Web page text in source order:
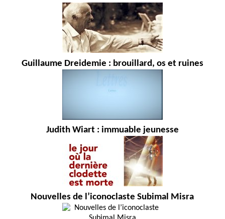
Guillaume Dreidemie : brouillard, os et ruines
Judith Wiart : immuable jeunesse
Nouvelles de l’iconoclaste Subimal Misra